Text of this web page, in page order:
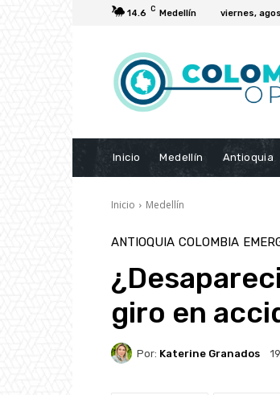
14.6 C Medellín viernes,
Inicio Medellín Antioquia
Inicio Medellín
ANTIOQUIA COLOMBIA
giro en
Por: Katerine Granados